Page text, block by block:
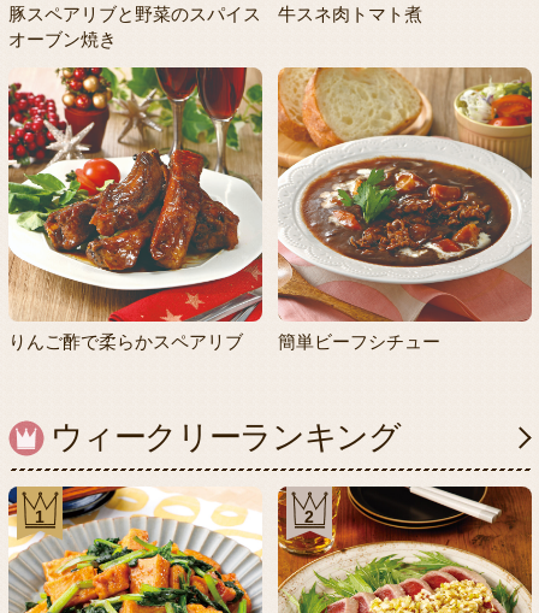
豚スペアリブと野菜のスパイス
オーブン焼き
牛スネ肉トマト煮
りんご酢で柔らかスペアリブ 簡単ビーフシチュー
ウィークリーランキング
1 2